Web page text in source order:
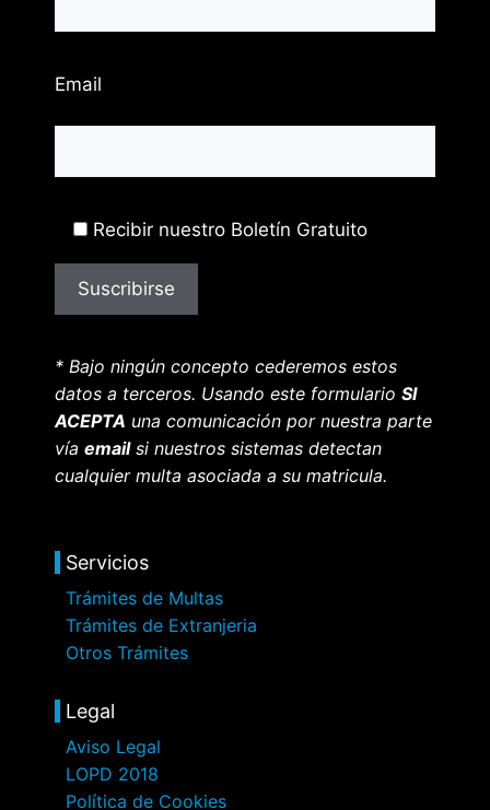
Email
Recibir nuestro Boletín Gratuito
* Bajo ningún concepto cederemos estos
datos a terceros. Usando este formulario SI
ACEPTA una comunicación por nuestra parte
vía emailsi nuestros sistemas detectan
cualquier multa asociada a su matricula.
Servicios
Trámites de Multas
Trámites de Extranjeria
Otros Trámites
Legal
Aviso Legal
LOPD 2018
Política de Cookies